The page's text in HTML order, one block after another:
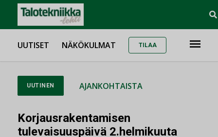
UUTISET NÄKÖKULMAT TILAA
UUTINEN AJANKOHTAISTA
Korjausrakentamisen
tulevaisuuspäivä 2.helmikuuta